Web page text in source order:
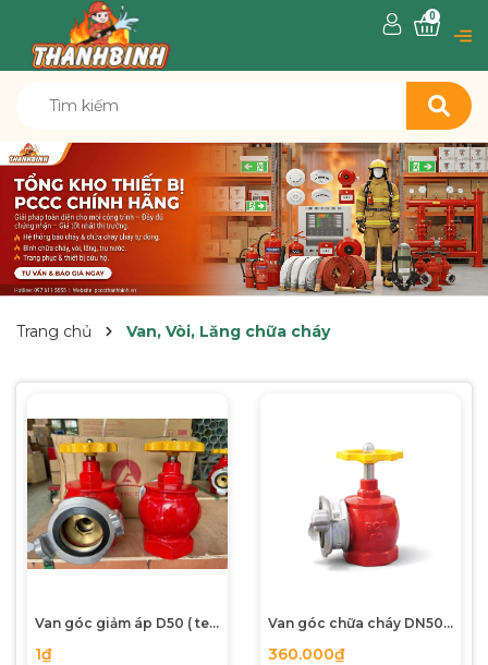
0
Trang chủ Van, Vòi, Lăng chữa cháy
Van góc giảm áp D50 ( tem kiểm định)
1₫
Van góc chữa cháy DN50 83MEC-BQP (Tem kiểm định)
360.000₫